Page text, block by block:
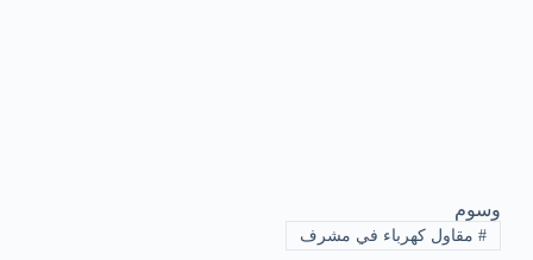
وسوم
#مقاول كهرباء في مشرف